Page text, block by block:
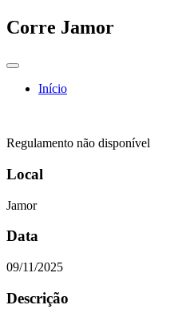
Corre Jamor
Início
Regulamento não disponível
Local
Jamor
Data
09/11/2025
Descrição